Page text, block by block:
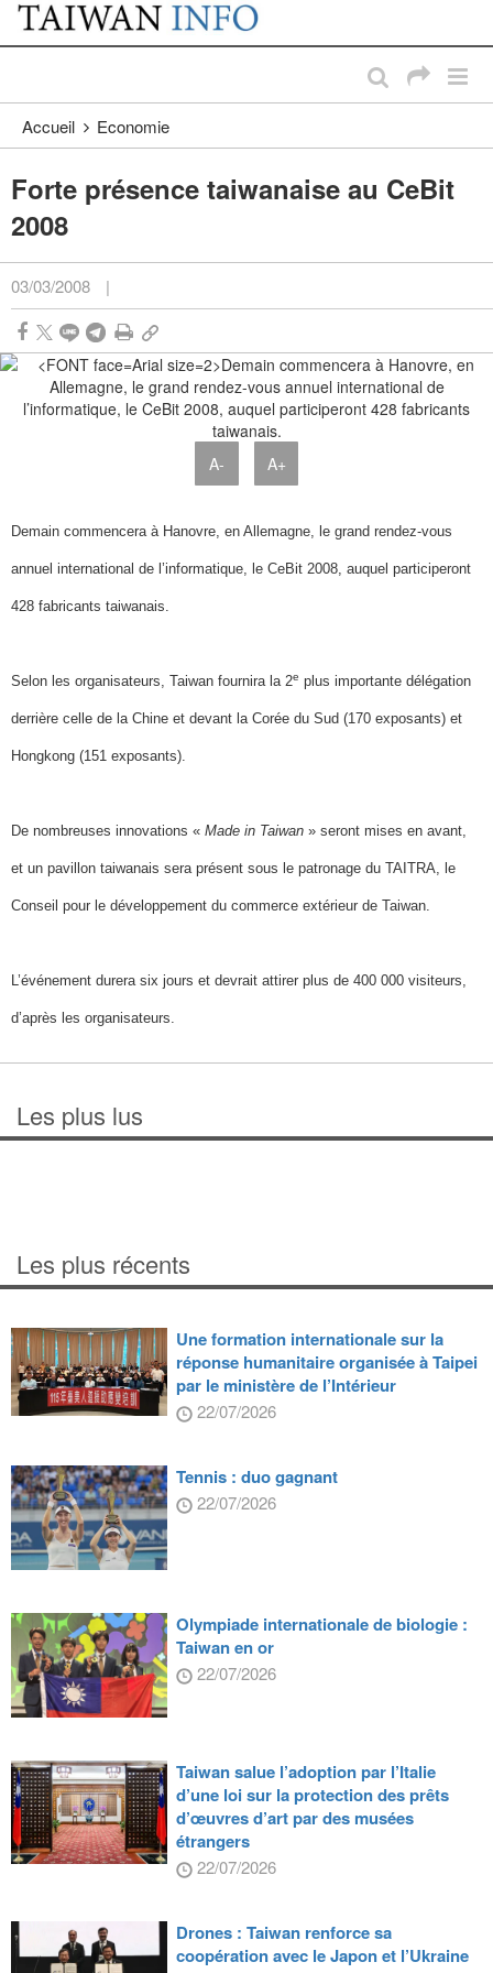
Passer au contenu principal
:::
Accueil Economie
Forte présence taiwanaise au CeBit
2008
03/03/2008 |
A- A+
Demain commencera à Hanovre, en Allemagne, le grand rendez-vous
annuel international de l’informatique, le CeBit 2008, auquel participeront
428 fabricants taiwanais.
Selon les organisateurs, Taiwan fournira la 2e plus importante délégation
derrière celle de la Chine et devant la Corée du Sud (170 exposants) et
Hongkong (151 exposants).
De nombreuses innovations « Made in Taiwan » seront mises en avant,
et un pavillon taiwanais sera présent sous le patronage du TAITRA, le
Conseil pour le développement du commerce extérieur de Taiwan.
L’événement durera six jours et devrait attirer plus de 400 000 visiteurs,
d’après les organisateurs.
Les plus lus
Les plus récents
Une formation internationale sur la
réponse humanitaire organisée à Taipei
par le ministère de l’Intérieur
22/07/2026
Tennis : duo gagnant
22/07/2026
Olympiade internationale de biologie :
Taiwan en or
22/07/2026
Taiwan salue l’adoption par l’Italie
d’une loi sur la protection des prêts
d’œuvres d’art par des musées
étrangers
22/07/2026
Drones : Taiwan renforce sa
coopération avec le Japon et l’Ukraine